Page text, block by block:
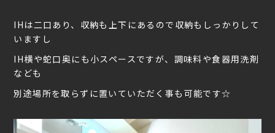
IHは二口あり、収納も上下にあるので収納もしっかりして
いますし
IH横や蛇口奥にも小スペースですが、調味料や食器用洗剤
なども
別途場所を取らずに置いていただく事も可能です☆